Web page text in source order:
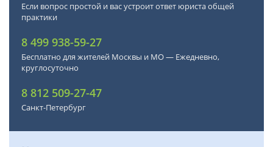
Если вопрос простой и вас устроит ответ юриста общей
практики
8 499 938-59-27
Бесплатно для жителей Москвы и МО — Ежедневно,
круглосуточно
8 812 509-27-47
Санкт-Петербург